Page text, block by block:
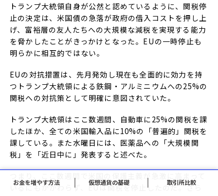
トランプ大統領自身が公然と認めているように、関税停
止の決定は、米国債の急落が政府の借入コストを押し上
げ、富裕層の友人たちへの大規模な減税を実現する能力
を脅かしたことがきっかけとなった。EUの一時停止も
明らかに相互的ではない。
EUの対抗措置は、先月発効し現在も全面的に効力を持
つトランプ大統領による鉄鋼・アルミニウムへの25%の
関税への対抗策として明確に意図されていた。
トランプ大統領はここ数週間、自動車に25%の関税を課
したほか、全ての米国輸入品に10%の「普遍的」関税を
課している。また水曜日には、医薬品への「大規模関
税」を「近日中に」発表すると述べた。
つまり、ここ数週間で米国の保護主義が急激に高まって
いるにもかかわらず、EUは関税を停止したのだ。さら
お金を増やす方法 仮想通貨の基礎 取引所比較